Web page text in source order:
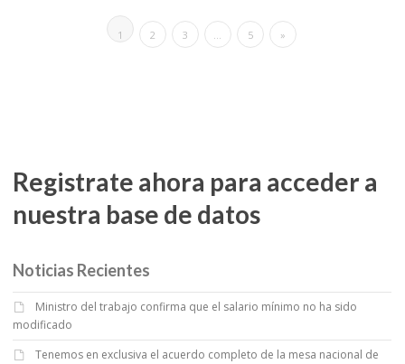
1 2 3 … 5 »
Registrate ahora para acceder a
nuestra base de datos
Noticias Recientes
Ministro del trabajo confirma que el salario mínimo no ha sido
modificado
Tenemos en exclusiva el acuerdo completo de la mesa nacional de